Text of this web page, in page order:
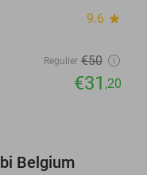
9.6 star
Regulier €50
€31 ,20
Belgium